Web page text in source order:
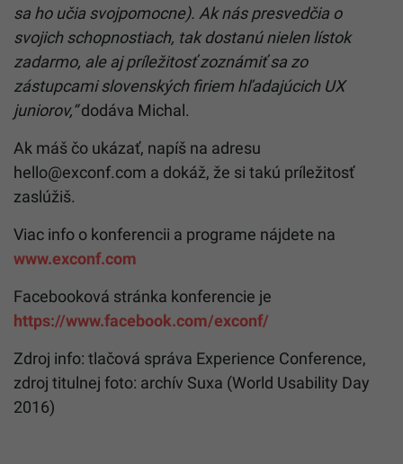
sa ho učia svojpomocne). Ak nás presvedčia o
svojich schopnostiach, tak dostanú nielen lístok
zadarmo, ale aj príležitosť zoznámiť sa zo
zástupcami slovenských firiem hľadajúcich UX
juniorov,“dodáva Michal.
Ak máš čo ukázať, napíš na adresu
hello@exconf.com a dokáž, že si takú príležitosť
zaslúžiš.
Viac info o konferencii a programe nájdete na
www.exconf.com
Facebooková stránka konferencie je
https://www.facebook.com/exconf/
Zdroj info: tlačová správa Experience Conference,
zdroj titulnej foto: archív Suxa (World Usability Day
2016)